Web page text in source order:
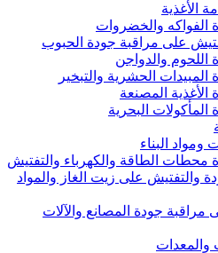
الأغذية
الفواكه والخضروات
على مراقبة جودة الحبوب
اللحوم والدواجن
المبيدات الحشرية والتبخير
الأغذية المصنعة
المأكولات البحرية
البناء
محطات الطاقة والكهرباء والتفتيش
والتفتيش على زيت الغاز والمواد
مراقبة جودة المصانع والآلات
والمعدات